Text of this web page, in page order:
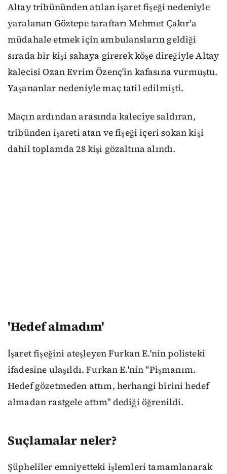
Altay tribününden atılan işaret fişeği nedeniyle
yaralanan Göztepe taraftarı Mehmet Çakır'a
müdahale etmek için ambulansların geldiği
sırada bir kişi sahaya girerek köşe direğiyle Altay
kalecisi Ozan Evrim Özenç'in kafasına vurmuştu.
Yaşananlar nedeniyle maç tatil edilmişti.
Maçın ardından arasında kaleciye saldıran,
tribünden işareti atan ve fişeği içeri sokan kişi
dahil toplamda 28 kişi gözaltına alındı.
'Hedef almadım'
İşaret fişeğini ateşleyen Furkan E.'nin polisteki
ifadesine ulaşıldı. Furkan E.'nin "Pişmanım.
Hedef gözetmeden attım, herhangi birini hedef
almadan rastgele attım" dediği öğrenildi.
Suçlamalar neler?
Şüpheliler emniyetteki işlemleri tamamlanarak